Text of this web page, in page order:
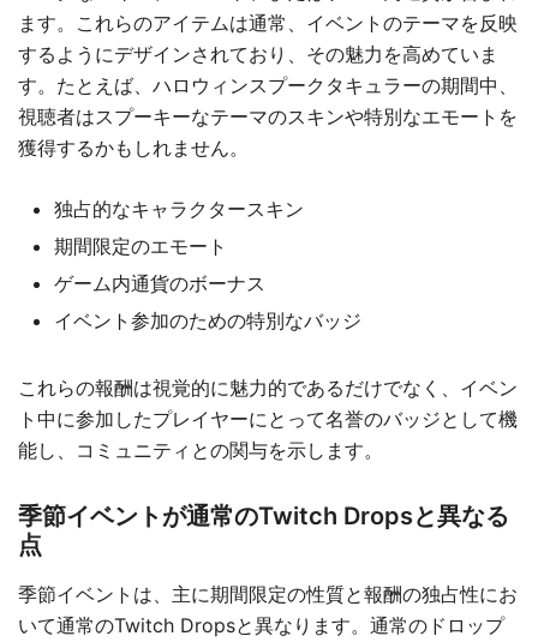
ます。これらのアイテムは通常、イベントのテーマを反映
するようにデザインされており、その魅力を高めていま
す。たとえば、ハロウィンスプークタキュラーの期間中、
視聴者はスプーキーなテーマのスキンや特別なエモートを
獲得するかもしれません。
独占的なキャラクタースキン
期間限定のエモート
ゲーム内通貨のボーナス
イベント参加のための特別なバッジ
これらの報酬は視覚的に魅力的であるだけでなく、イベン
ト中に参加したプレイヤーにとって名誉のバッジとして機
能し、コミュニティとの関与を示します。
季節イベントが通常のTwitch Dropsと異なる
点
季節イベントは、主に期間限定の性質と報酬の独占性にお
いて通常のTwitch Dropsと異なります。通常のドロップ